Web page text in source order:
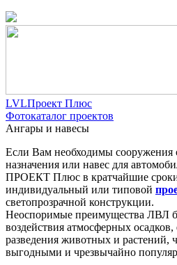
LVLПроект Плюс
Фотокаталог проектов
Ангары и навесы
Если Вам необходимы сооружения
назначения или навес для
ПРОЕКТ Плюс в кратчайшие сроки
индивидуальный или типовой
светопрозрачной конструкции.
Неоспоримые преимущества ЛВЛ
воздействия атмосферных
разведения животных и растений,
выгодными и чрезвычайно